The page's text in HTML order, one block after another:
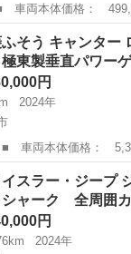
名： スマートフォ
ディーラー車 キ－
他
ふそう キャンタ
東製垂直パワー
円
2024年
種名： キャンター
東製垂直パワーゲー
の他
スラー・ジープ
シャーク 全周囲
円
2024年